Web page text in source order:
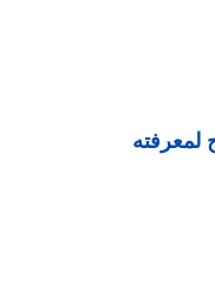
لمعرفته